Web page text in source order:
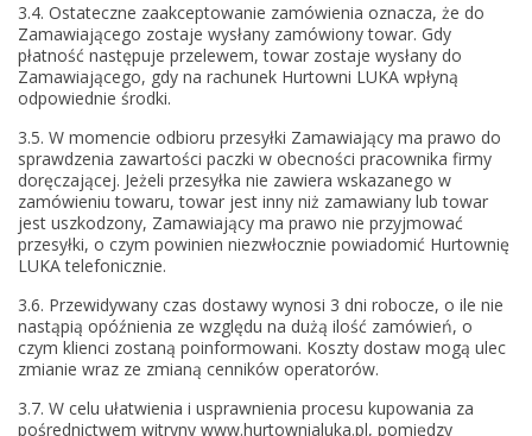
3.4. Ostateczne zaakceptowanie zamówienia oznacza, że do
Zamawiającego zostaje wysłany zamówiony towar. Gdy
płatność następuje przelewem, towar zostaje wysłany do
Zamawiającego, gdy na rachunek Hurtowni LUKA wpłyną
odpowiednie środki.
3.5. W momencie odbioru przesyłki Zamawiający ma prawo do
sprawdzenia zawartości paczki w obecności pracownika firmy
doręczającej. Jeżeli przesyłka nie zawiera wskazanego w
zamówieniu towaru, towar jest inny niż zamawiany lub towar
jest uszkodzony, Zamawiający ma prawo nie przyjmować
przesyłki, o czym powinien niezwłocznie powiadomić Hurtownię
LUKA telefonicznie.
3.6. Przewidywany czas dostawy wynosi 3 dni robocze, o ile nie
nastąpią opóźnienia ze względu na dużą ilość zamówień, o
czym klienci zostaną poinformowani. Koszty dostaw mogą ulec
zmianie wraz ze zmianą cenników operatorów.
3.7. W celu ułatwienia i usprawnienia procesu kupowania za
pośrednictwem witryny www.hurtownialuka.pl, pomiędzy